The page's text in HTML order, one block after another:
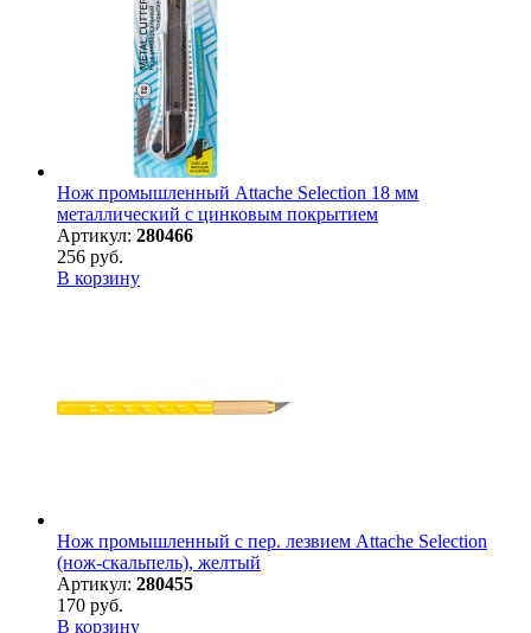
Нож промышленный Attache Selection 18 мм
металлический с цинковым покрытием
Артикул: 280466
256 руб.
В корзину
Нож промышленный с пер. лезвием Attache Selection
(нож-скальпель), желтый
Артикул: 280455
170 руб.
В корзину